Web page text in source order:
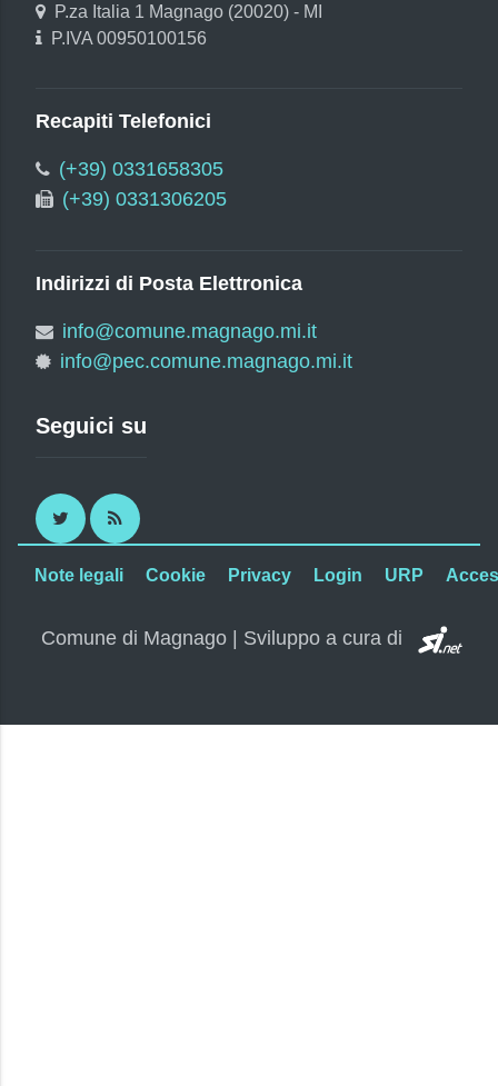
P.za Italia 1 Magnago (20020) - MI
P.IVA 00950100156
Recapiti Telefonici
(+39) 0331658305
(+39) 0331306205
Indirizzi di Posta Elettronica
info@comune.magnago.mi.it
info@pec.comune.magnago.mi.it
Seguici su
Twitter RSS
Note legali Cookie Privacy Login URP
Comune di Magnago | Sviluppo a cura di